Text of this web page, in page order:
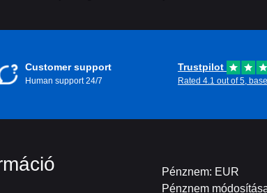
Customer support
Human support 24/7
Trustpilot
Rated 4.1 out of 5,
Pénznem: EUR
Pénznem